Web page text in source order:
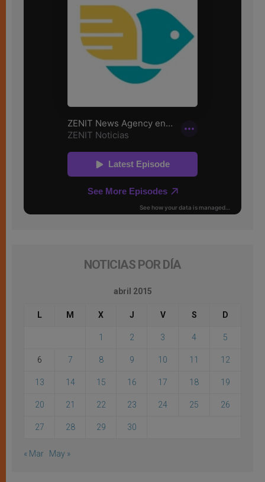
NOTICIAS POR DÍA
abril 2015
L M X J V S D
1 2 3 4 5
6 7 8 9 10 11 12
13 14 15 16 17 18 19
20 21 22 23 24 25 26
27 28 29 30
« Mar May »